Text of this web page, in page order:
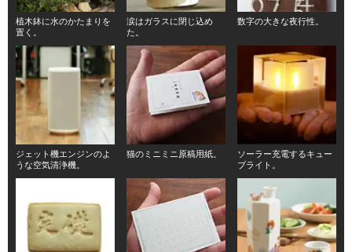
植木鉢に水のかたまりを
置く。
涙はガラスに閉じ込め
た。
数字の大きな夜行性。
ジェット機エンジンのよ
うな空気清浄機。
猫のミニミニ原稿用紙。
ソーラー充電するキュー
ブライト。